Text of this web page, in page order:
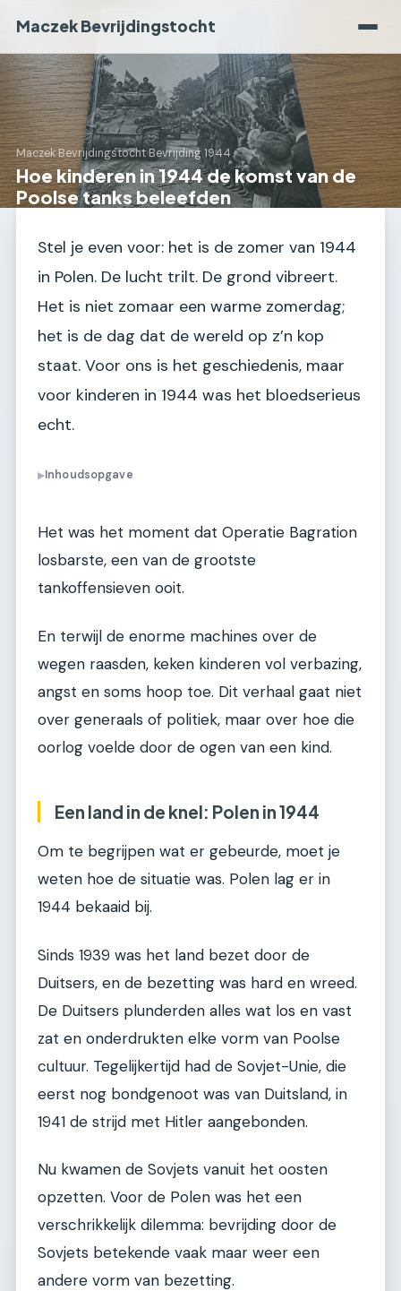
Maczek Bevrijdingstocht
Maczek Bevrijdingstocht›Bevrijding 1944
Hoe kinderen in 1944 de komst van de
Poolse tanks beleefden
Stel je even voor: het is de zomer van 1944
in Polen. De lucht trilt. De grond vibreert.
Het is niet zomaar een warme zomerdag;
het is de dag dat de wereld op z’n kop
staat. Voor ons is het geschiedenis, maar
voor kinderen in 1944 was het bloedserieus
echt.
▶Inhoudsopgave
Het was het moment dat Operatie Bagration
losbarste, een van de grootste
tankoffensieven ooit.
En terwijl de enorme machines over de
wegen raasden, keken kinderen vol verbazing,
angst en soms hoop toe. Dit verhaal gaat niet
over generaals of politiek, maar over hoe die
oorlog voelde door de ogen van een kind.
Een land in de knel: Polen in 1944
Om te begrijpen wat er gebeurde, moet je
weten hoe de situatie was. Polen lag er in
1944 bekaaid bij.
Sinds 1939 was het land bezet door de
Duitsers, en de bezetting was hard en wreed.
De Duitsers plunderden alles wat los en vast
zat en onderdrukten elke vorm van Poolse
cultuur. Tegelijkertijd had de Sovjet-Unie, die
eerst nog bondgenoot was van Duitsland, in
1941 de strijd met Hitler aangebonden.
Nu kwamen de Sovjets vanuit het oosten
opzetten. Voor de Polen was het een
verschrikkelijk dilemma: bevrijding door de
Sovjets betekende vaak maar weer een
andere vorm van bezetting.